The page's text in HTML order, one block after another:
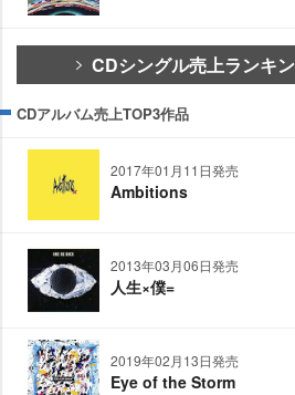
CDシングル売上ランキ
CDアルバム売上TOP3作品
2017年01月11日発売
Ambitions
2013年03月06日発売
人生×僕=
2019年02月13日発売
Eye of the Storm